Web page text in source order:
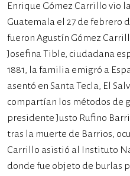
Enrique Gómez Carrillo vio
Guatemala el 27 de febrero
fueron Agustín Gómez
Josefina Tible, ciudadana
1881, la familia emigró a
asentó en Santa Tecla, El
compartían los métodos de
presidente Justo Rufino
tras la muerte de Barrios,
Carrillo asistió al Instituto
donde fue objeto de burlas